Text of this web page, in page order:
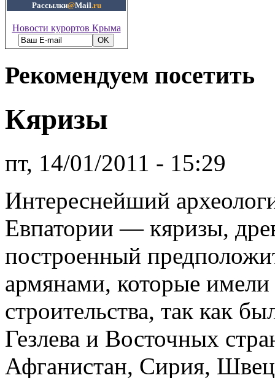
Рассылки@Mail.ru
Новости курортов Крыма
Рекомендуем посетить
Кяризы
пт, 14/01/2011 - 15:29
Интереснейший
Евпатории — кяризы,
построенный
армянами, которые
строительства, так как
Гезлева и Восточных
Афганистан, Сирия,